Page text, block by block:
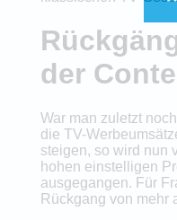
der
War man zuletzt
die TV-
steigen, so wird nun
hohen einstelligen
ausgegangen. Für
Rückgang von mehr